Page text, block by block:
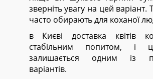
зверніть увагу на цей варіант.
часто обирають для коханої
в Києві доставка квітів
стабільним попитом, і
залишається одним із
варіантів.